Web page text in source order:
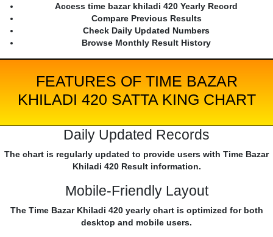
Access time bazar khiladi 420 Yearly Record
Compare Previous Results
Check Daily Updated Numbers
Browse Monthly Result History
FEATURES OF TIME BAZAR
KHILADI 420 SATTA KING CHART
Daily Updated Records
The chart is regularly updated to provide users with Time Bazar
Khiladi 420 Result information.
Mobile-Friendly Layout
The Time Bazar Khiladi 420 yearly chart is optimized for both
desktop and mobile users.